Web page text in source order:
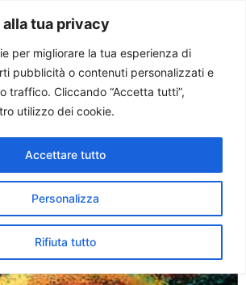
tua privacy
per migliorare la tua esperienza di
pubblicità o contenuti personalizzati e
traffico. Cliccando “Accetta tutti”,
utilizzo dei cookie.
Personalizza
Rifiuta tutto
Accettare tutto
Ondarza
paolo
nelle Catacombe
a Roma la più
di San Paolo